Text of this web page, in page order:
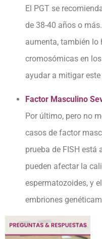
El PGT se
de 38-40 años o
aumenta, también lo
cromosómicas en
ayudar a mitigar este
Factor Masculino
Por último, pero no
casos de factor
prueba de FISH está
pueden afectar la
espermatozoides, y
embriones